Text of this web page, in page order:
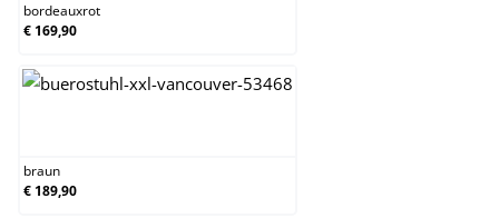
bordeauxrot
€ 169,90
braun
€ 189,90